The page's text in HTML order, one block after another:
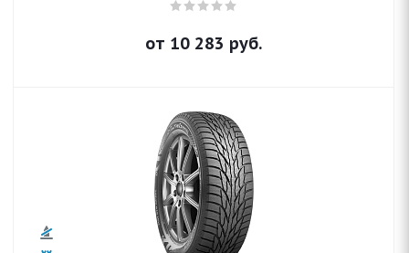
от 10 283 руб.